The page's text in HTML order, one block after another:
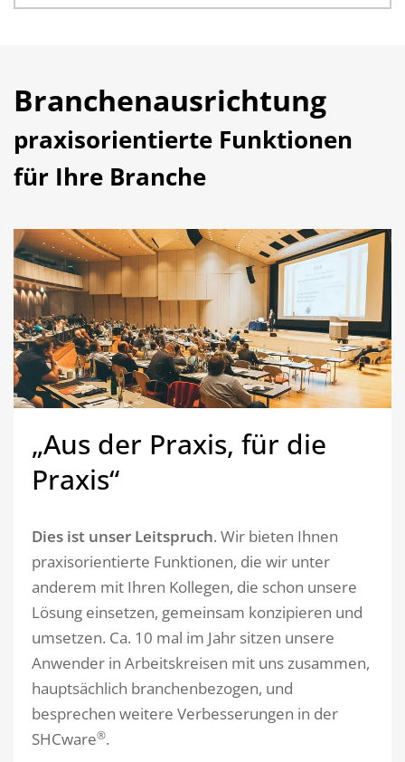
Branchen­ausrichtung
praxisorientierte Funktionen
für Ihre Branche
„Aus der Praxis, für die
Praxis“
Dies ist unser Leitspruch. Wir bieten Ihnen
praxisorientierte Funktionen, die wir unter
anderem mit Ihren Kollegen, die schon unsere
Lösung einsetzen, gemeinsam konzipieren und
umsetzen. Ca. 10 mal im Jahr sitzen unsere
Anwender in Arbeitskreisen mit uns zusammen,
hauptsächlich branchenbezogen, und
besprechen weitere Verbesserungen in der
SHCware®.